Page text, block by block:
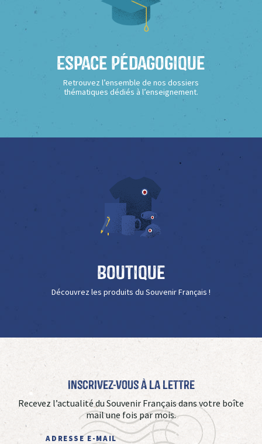
Espace Pédagogique
Retrouvez l’ensemble de nos dossiers
thématiques dédiés à l’enseignement.
Boutique
Découvrez les produits du Souvenir Français !
Inscrivez-vous à La Lettre
Recevez l’actualité du Souvenir Français dans votre boîte
mail une fois par mois.
ADRESSE E-MAIL